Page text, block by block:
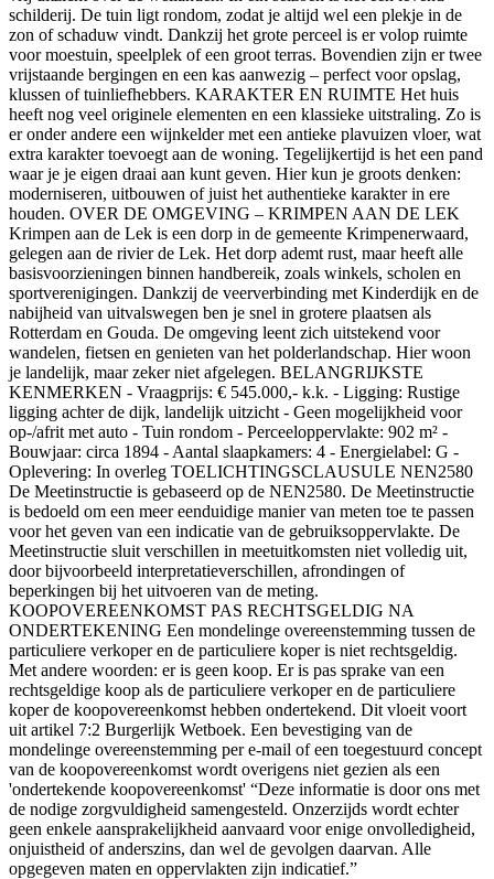
schilderij. De tuin ligt rondom, zodat je altijd wel een plekje in de
zon of schaduw vindt. Dankzij het grote perceel is er volop ruimte
voor moestuin, speelplek of een groot terras. Bovendien zijn er twee
vrijstaande bergingen en een kas aanwezig – perfect voor opslag,
klussen of tuinliefhebbers. KARAKTER EN RUIMTE Het huis
heeft nog veel originele elementen en een klassieke uitstraling. Zo is
er onder andere een wijnkelder met een antieke plavuizen vloer, wat
extra karakter toevoegt aan de woning. Tegelijkertijd is het een pand
waar je je eigen draai aan kunt geven. Hier kun je groots denken:
moderniseren, uitbouwen of juist het authentieke karakter in ere
houden. OVER DE OMGEVING – KRIMPEN AAN DE LEK
Krimpen aan de Lek is een dorp in de gemeente Krimpenerwaard,
gelegen aan de rivier de Lek. Het dorp ademt rust, maar heeft alle
basisvoorzieningen binnen handbereik, zoals winkels, scholen en
sportverenigingen. Dankzij de veerverbinding met Kinderdijk en de
nabijheid van uitvalswegen ben je snel in grotere plaatsen als
Rotterdam en Gouda. De omgeving leent zich uitstekend voor
wandelen, fietsen en genieten van het polderlandschap. Hier woon
je landelijk, maar zeker niet afgelegen. BELANGRIJKSTE
KENMERKEN - Vraagprijs: € 545.000,- k.k. - Ligging: Rustige
ligging achter de dijk, landelijk uitzicht - Geen mogelijkheid voor
op-/afrit met auto - Tuin rondom - Perceeloppervlakte: 902 m² -
Bouwjaar: circa 1894 - Aantal slaapkamers: 4 - Energielabel: G -
Oplevering: In overleg TOELICHTINGSCLAUSULE NEN2580
De Meetinstructie is gebaseerd op de NEN2580. De Meetinstructie
is bedoeld om een meer eenduidige manier van meten toe te passen
voor het geven van een indicatie van de gebruiksoppervlakte. De
Meetinstructie sluit verschillen in meetuitkomsten niet volledig uit,
door bijvoorbeeld interpretatieverschillen, afrondingen of
beperkingen bij het uitvoeren van de meting.
KOOPOVEREENKOMST PAS RECHTSGELDIG NA
ONDERTEKENING Een mondelinge overeenstemming tussen de
particuliere verkoper en de particuliere koper is niet rechtsgeldig.
Met andere woorden: er is geen koop. Er is pas sprake van een
rechtsgeldige koop als de particuliere verkoper en de particuliere
koper de koopovereenkomst hebben ondertekend. Dit vloeit voort
uit artikel 7:2 Burgerlijk Wetboek. Een bevestiging van de
mondelinge overeenstemming per e-mail of een toegestuurd concept
van de koopovereenkomst wordt overigens niet gezien als een
'ondertekende koopovereenkomst' “Deze informatie is door ons met
de nodige zorgvuldigheid samengesteld. Onzerzijds wordt echter
geen enkele aansprakelijkheid aanvaard voor enige onvolledigheid,
onjuistheid of anderszins, dan wel de gevolgen daarvan. Alle
opgegeven maten en oppervlakten zijn indicatief.”